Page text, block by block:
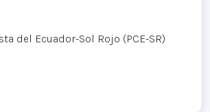
del Ecuador-Sol Rojo (PCE-SR)